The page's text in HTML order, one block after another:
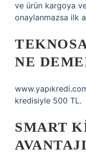
ve ürün kargoya
onaylanmazsa ilk
NE
kredisiyle 500 TL.
SMART